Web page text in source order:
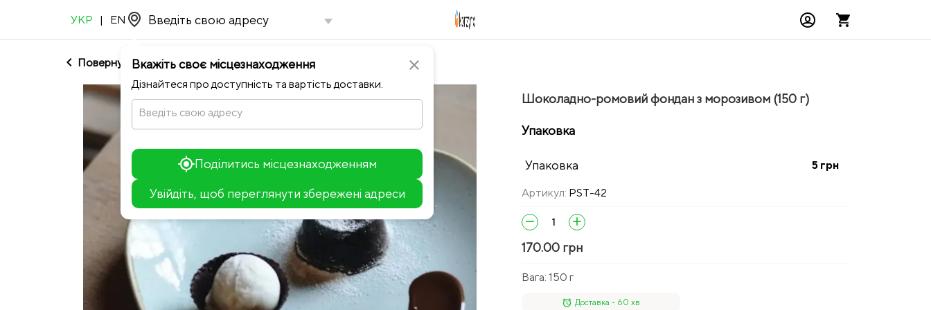
УКР | EN
close
Вкажіть своє місцезнаходження
Дізнайтеся про доступність та вартість доставки.
Введіть свою адресу
Поділитись місцезнаходженням
Увійдіть, щоб переглянути збережені адреси
+
chevron_left Повернутися до Pasta Fresca
Шоколадно-ромовий фондан з морозивом (150 г)
Упаковка
Упаковка 5 грн
Артикул: PST-42
remove add
170.00 грн
Вага: 150 г
alarm Доставка - 60 хв